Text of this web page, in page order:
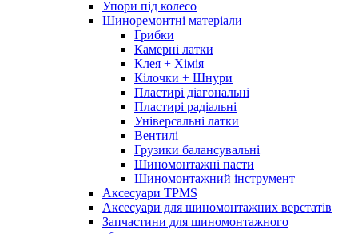
Упори під колесо
Шиноремонтні матеріали
Грибки
Камерні латки
Клея + Хімія
Кілочки + Шнури
Пластирі діагональні
Пластирі радіальні
Універсальні латки
Вентилі
Грузики балансувальні
Шиномонтажні пасти
Шиномонтажний інструмент
Аксесуари TPMS
Аксесуари для шиномонтажних верстатів
Запчастини для шиномонтажного